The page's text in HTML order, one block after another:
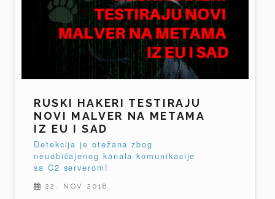
RUSKI HAKERI TESTIRAJU
NOVI MALVER NA METAMA
IZ EU I SAD
Detekcija je otežana zbog
neuobičajenog kanala komunikacije
sa C2 serverom!
22. NOV 2018.